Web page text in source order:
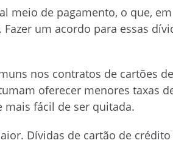
meio de pagamento, o que, em
um acordo para essas
nos contratos de cartões de
oferecer menores taxas
fácil de ser quitada.
Dívidas de cartão de crédito